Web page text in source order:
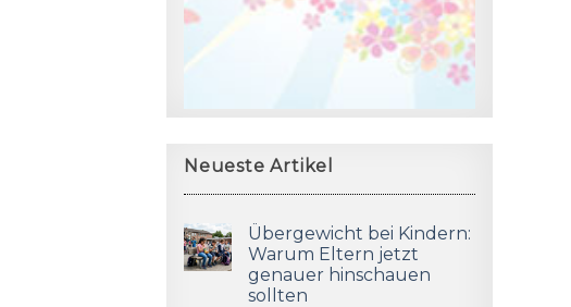
Neueste Artikel
Übergewicht bei Kindern:
Warum Eltern jetzt
genauer hinschauen
sollten